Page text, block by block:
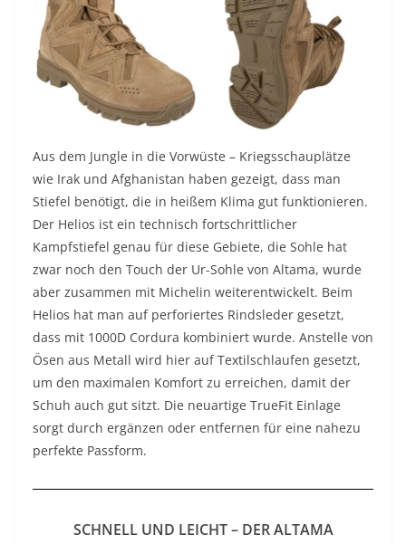
Aus dem Jungle in die Vorwüste – Kriegsschauplätze
wie Irak und Afghanistan haben gezeigt, dass man
Stiefel benötigt, die in heißem Klima gut funktionieren.
Der Helios ist ein technisch fortschrittlicher
Kampfstiefel genau für diese Gebiete, die Sohle hat
zwar noch den Touch der Ur-Sohle von Altama, wurde
aber zusammen mit Michelin weiterentwickelt. Beim
Helios hat man auf perforiertes Rindsleder gesetzt,
dass mit 1000D Cordura kombiniert wurde. Anstelle von
Ösen aus Metall wird hier auf Textilschlaufen gesetzt,
um den maximalen Komfort zu erreichen, damit der
Schuh auch gut sitzt. Die neuartige TrueFit Einlage
sorgt durch ergänzen oder entfernen für eine nahezu
perfekte Passform.
SCHNELL UND LEICHT – DER ALTAMA